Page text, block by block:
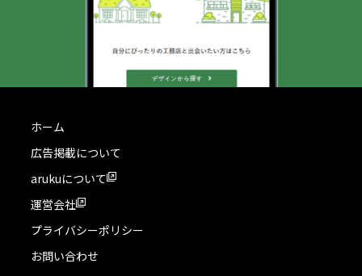
ホーム
広告掲載について
arukuについて
運営会社
プライバシーポリシー
お問い合わせ